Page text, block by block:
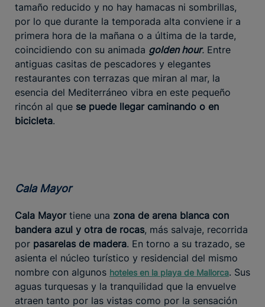
tamaño reducido y no hay hamacas ni sombrillas,
por lo que durante la temporada alta conviene ir a
primera hora de la mañana o a última de la tarde,
coincidiendo con su animada golden hour. Entre
antiguas casitas de pescadores y elegantes
restaurantes con terrazas que miran al mar, la
esencia del Mediterráneo vibra en este pequeño
rincón al que se puede llegar caminando o en
bicicleta.
Cala Mayor
Cala Mayortiene una zona de arena blanca con
bandera azul y otra de rocas, más salvaje, recorrida
por pasarelas de madera. En torno a su trazado, se
asienta el núcleo turístico y residencial del mismo
nombre con algunos hoteles en la playa de Mallorca. Sus
aguas turquesas y la tranquilidad que la envuelve
atraen tanto por las vistas como por la sensación